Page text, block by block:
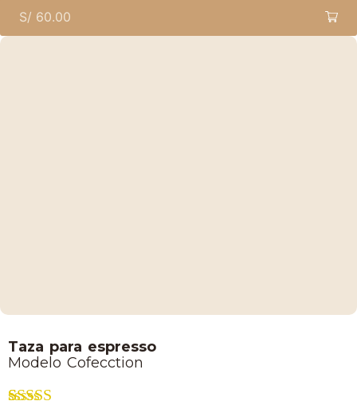
S/ 60.00
Taza para espresso
Modelo Cofecction